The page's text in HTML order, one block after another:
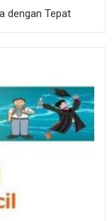
dengan Tepat